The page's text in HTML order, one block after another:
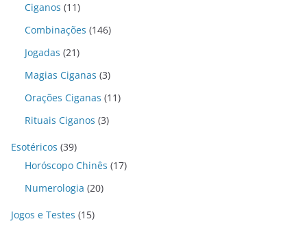
Ciganos (11)
Combinações (146)
Jogadas (21)
Magias Ciganas (3)
Orações Ciganas (11)
Rituais Ciganos (3)
Esotéricos (39)
Horóscopo Chinês (17)
Numerologia (20)
Jogos e Testes (15)